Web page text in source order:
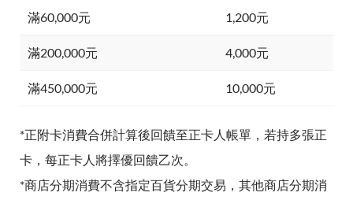
滿60,000元 1,200元
滿200,000元 4,000元
滿450,000元 10,000元
*正附卡消費合併計算後回饋至正卡人帳單，若持多張正
卡，每正卡人將擇優回饋乙次。
*商店分期消費不含指定百貨分期交易，其他商店分期消